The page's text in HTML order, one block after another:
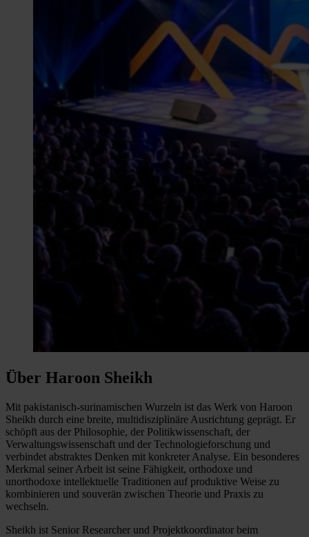
Über Haroon Sheikh
Mit pakistanisch-surinamischen Wurzeln ist das Werk von Haroon
Sheikh durch eine breite, multidisziplinäre Ausrichtung geprägt. Er
schöpft aus der Philosophie, der Politikwissenschaft, der
Verwaltungswissenschaft und der Technologieforschung und
verbindet abstraktes Denken mit konkreter Analyse. Ein besonderes
Merkmal seiner Arbeit ist seine Fähigkeit, orthodoxe und
unorthodoxe intellektuelle Traditionen auf produktive Weise zu
kombinieren und souverän zwischen Theorie und Praxis zu
wechseln.
Sheikh ist Senior Researcher und Projektkoordinator beim